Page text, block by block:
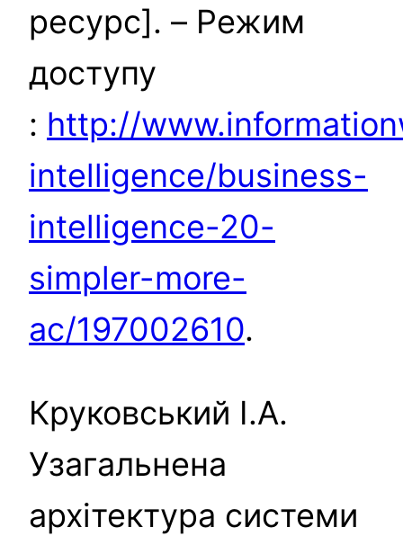
ресурс]. – Режим
доступу
: http://
intelligence/business-
intelligence-20-
simpler-more-
ac/197002610.
Круковський І.А.
Узагальнена
архітектура системи